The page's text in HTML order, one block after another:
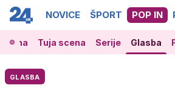
NOVICE ŠPORT POP IN
Tuja scena Serije Glasba
GLASBA